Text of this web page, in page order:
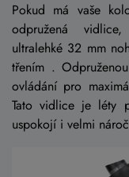
Pokud má vaše
odpružená
ultralehké 32 mm
třením .
ovládání pro
Tato vidlice je léty
uspokojí i velmi